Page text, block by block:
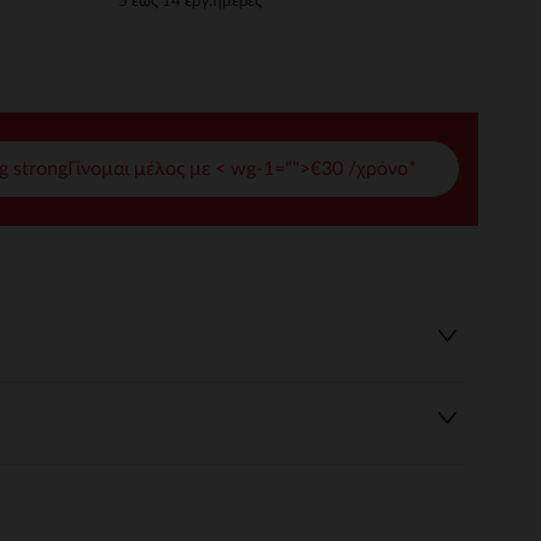
strongΓίνομαι μέλος με < wg-1="">€30 /χρόνο*